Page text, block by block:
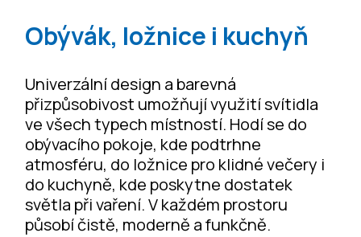
Obývák, ložnice i kuchyň
Univerzální design a barevná
přizpůsobivost umožňují využití svítidla
ve všech typech místností. Hodí se do
obývacího pokoje, kde podtrhne
atmosféru, do ložnice pro klidné večery i
do kuchyně, kde poskytne dostatek
světla při vaření. V každém prostoru
působí čistě, moderně a funkčně.